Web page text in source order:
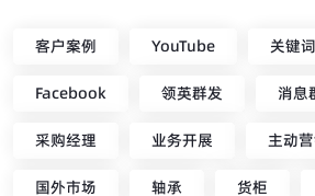
客户案例 YouTube 关键
Facebook 领英群发 消息
采购经理 业务开展 主动
国外市场 轴承 货柜